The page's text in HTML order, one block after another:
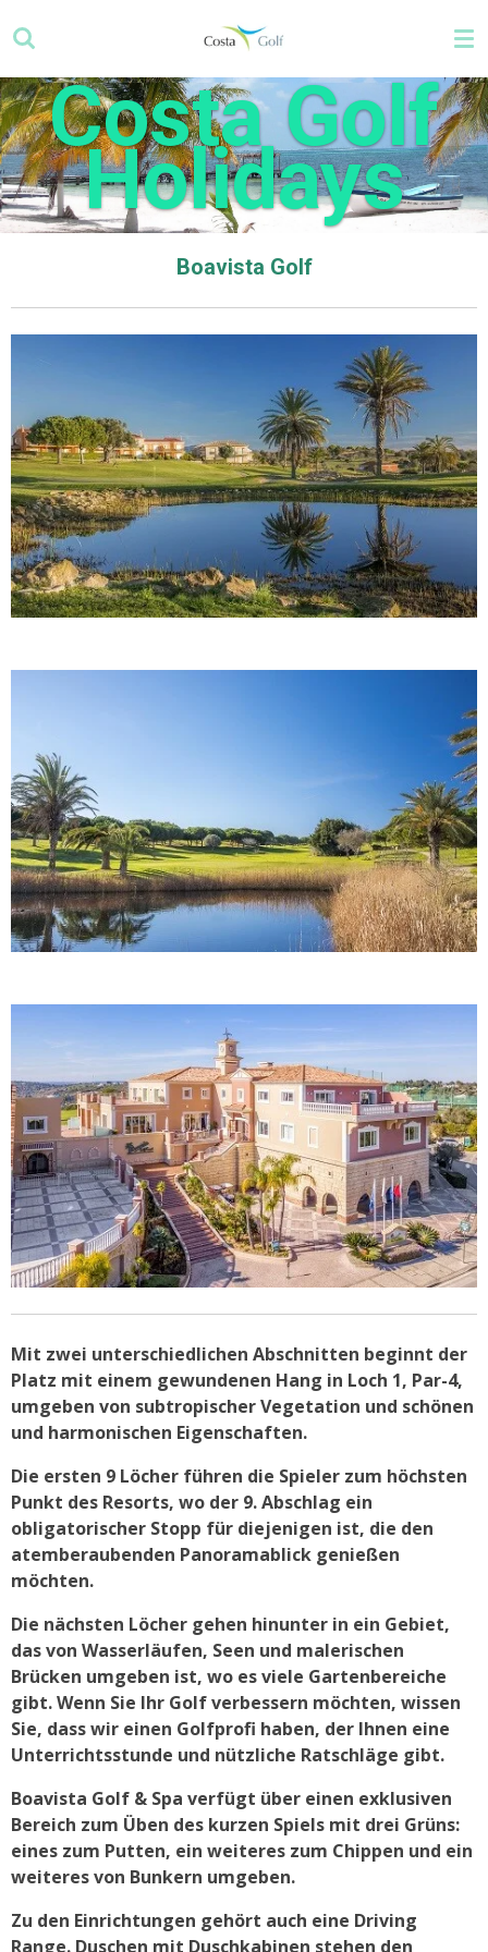
Hauptinhalt
springenCosta Golf
Holidays
Boavista Golf
Mit zwei unterschiedlichen Abschnitten beginnt der
Platz mit einem gewundenen Hang in Loch 1, Par-4,
umgeben von subtropischer Vegetation und schönen
und harmonischen Eigenschaften.
Die ersten 9 Löcher führen die Spieler zum höchsten
Punkt des Resorts, wo der 9. Abschlag ein
obligatorischer Stopp für diejenigen ist, die den
atemberaubenden Panoramablick genießen
möchten.
Die nächsten Löcher gehen hinunter in ein Gebiet,
das von Wasserläufen, Seen und malerischen
Brücken umgeben ist, wo es viele Gartenbereiche
gibt. Wenn Sie Ihr Golf verbessern möchten, wissen
Sie, dass wir einen Golfprofi haben, der Ihnen eine
Unterrichtsstunde und nützliche Ratschläge gibt.
Boavista Golf & Spa verfügt über einen exklusiven
Bereich zum Üben des kurzen Spiels mit drei Grüns:
eines zum Putten, ein weiteres zum Chippen und ein
weiteres von Bunkern umgeben.
Zu den Einrichtungen gehört auch eine Driving
Range. Duschen mit Duschkabinen stehen den